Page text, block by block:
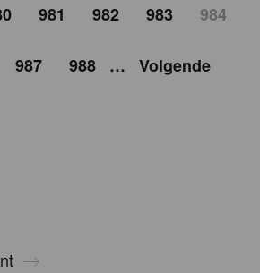
981 982 983 984
987 988 … Volgende